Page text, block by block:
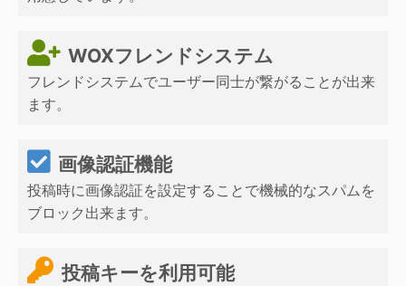
WOXフレンドシステム
フレンドシステムでユーザー同士が繋がることが出来
ます。
画像認証機能
投稿時に画像認証を設定することで機械的なスパムを
ブロック出来ます。
投稿キーを利用可能